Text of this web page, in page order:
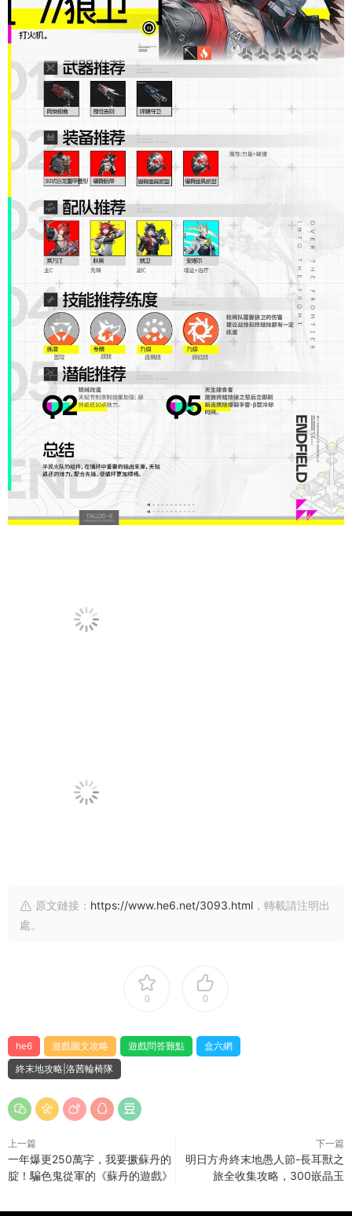
原文鏈接： https://www.he6.net/3093.html ，轉載請注明出
處。
0 0
he6 遊戲圖文攻略 遊戲問答難點
盒六網
終末地攻略|洛茜輪椅隊
上一篇
一年爆更250萬字，我要撅蘇丹的
腚！騙色鬼從軍的《蘇丹的遊戲》
下一篇
明日方舟終末地愚人節-長耳獸之
旅全收集攻略，300嵌晶玉